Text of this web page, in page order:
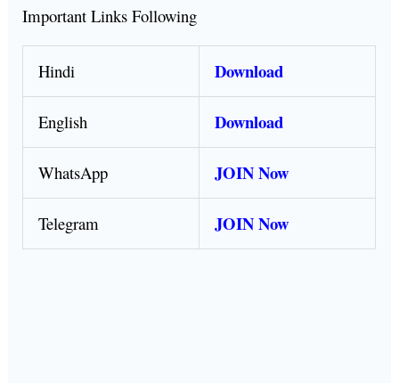
Important Links Following
Hindi Download
English Download
WhatsApp JOIN Now
Telegram JOIN Now